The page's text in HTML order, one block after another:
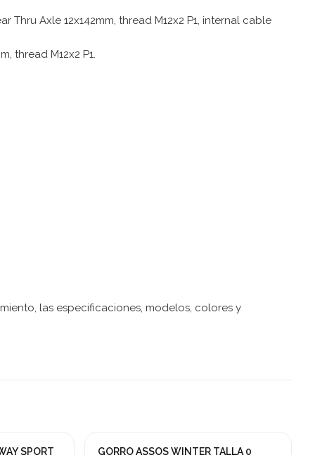
Axle 12x142mm, thread M12x2 P1, internal cable
thread M12x2 P1.
las especificaciones, modelos, colores y
SPORT
GORRO ASSOS WINTER TALLA 0